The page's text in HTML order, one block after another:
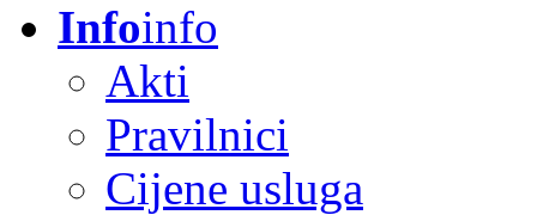
Infoinfo
Akti
Pravilnici
Cijene usluga